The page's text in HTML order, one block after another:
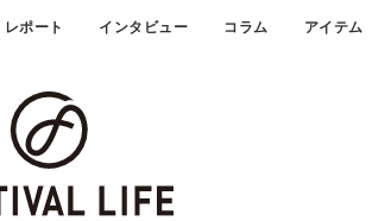
レポート インタビュー コラム アイテム